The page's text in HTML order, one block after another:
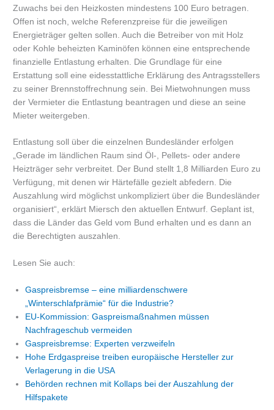
Zuwachs bei den Heizkosten mindestens 100 Euro betragen.
Offen ist noch, welche Referenzpreise für die jeweiligen
Energieträger gelten sollen. Auch die Betreiber von mit Holz
oder Kohle beheizten Kaminöfen können eine entsprechende
finanzielle Entlastung erhalten. Die Grundlage für eine
Erstattung soll eine eidesstattliche Erklärung des Antragsstellers
zu seiner Brennstoffrechnung sein. Bei Mietwohnungen muss
der Vermieter die Entlastung beantragen und diese an seine
Mieter weitergeben.
Entlastung soll über die einzelnen Bundesländer erfolgen
„Gerade im ländlichen Raum sind Öl-, Pellets- oder andere
Heizträger sehr verbreitet. Der Bund stellt 1,8 Milliarden Euro zu
Verfügung, mit denen wir Härtefälle gezielt abfedern. Die
Auszahlung wird möglichst unkompliziert über die Bundesländer
organisiert“, erklärt Miersch den aktuellen Entwurf. Geplant ist,
dass die Länder das Geld vom Bund erhalten und es dann an
die Berechtigten auszahlen.
Lesen Sie auch:
Gaspreisbremse – eine milliardenschwere
„Winterschlafprämie“ für die Industrie?
EU-Kommission: Gaspreismaßnahmen müssen
Nachfrageschub vermeiden
Gaspreisbremse: Experten verzweifeln
Hohe Erdgaspreise treiben europäische Hersteller zur
Verlagerung in die USA
Behörden rechnen mit Kollaps bei der Auszahlung der
Hilfspakete